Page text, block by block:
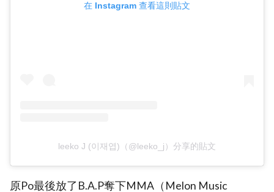
在 Instagram 查看這則貼文
leeko J (이재엽)（@leeko_j）分享的貼文
原Po最後放了B.A.P奪下MMA（Melon Music